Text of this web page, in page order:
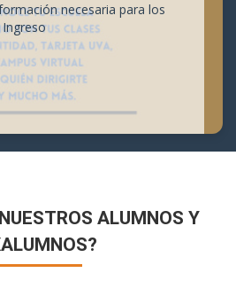
necesaria para los
ALUMNOS Y